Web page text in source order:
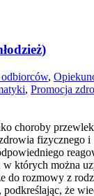
odbiorców,
, Promocja
choroby
fizycznego i
w których można
do rozmowy z
że